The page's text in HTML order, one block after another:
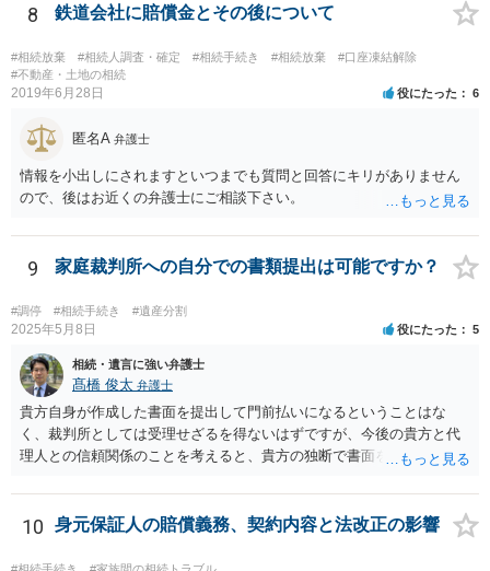
8 鉄道会社に賠償金とその後について
#相続放棄 #相続人調査・確定 #相続手続き #相続放棄
#口座凍結解除
#不動産・土地の相続
2019年6月28日 役にたった 6
匿名A 弁護士
情報を小出しにされますといつまでも質問と回答にキリがありません
ので、後はお近くの弁護士にご相談下さい。
9 家庭裁判所への自分での書類提出は可能ですか？
#調停 #相続手続き #遺産分割
2025年5月8日 役にたった 5
相続・遺言に強い弁護士
髙橋 俊太 弁護士
貴方自身が作成した書面を提出して門前払いになるということはな
く、裁判所としては受理せざるを得ないはずですが、今後の貴方と代
理人との信頼関係のことを考えると、貴方の独断で書面を提出したり
士が主張書面の提出を渋っているようですが、弁護士として提出の実
益がないと考えている可能性もあると思いますので、そのあたりも含
います。単に面倒臭いということで書面提出をしないということであ
10 身元保証人の賠償義務、契約内容と法改正の影響